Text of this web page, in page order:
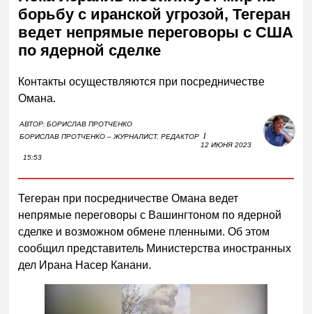
борьбу с иранской угрозой, Тегеран
ведет непрямые переговоры с США
по ядерной сделке
Контакты осуществляются при посредничестве
Омана.
АВТОР:БОРИСЛАВ ПРОТЧЕНКО
БОРИСЛАВ ПРОТЧЕНКО – ЖУРНАЛИСТ, РЕДАКТОР I
12 ИЮНЯ 2023
15:53
Тегеран при посредничестве Омана ведет
непрямые переговоры с Вашингтоном по ядерной
сделке и возможном обмене пленными. Об этом
сообщил представитель Министерства иностранных
дел Ирана Насер Канани.